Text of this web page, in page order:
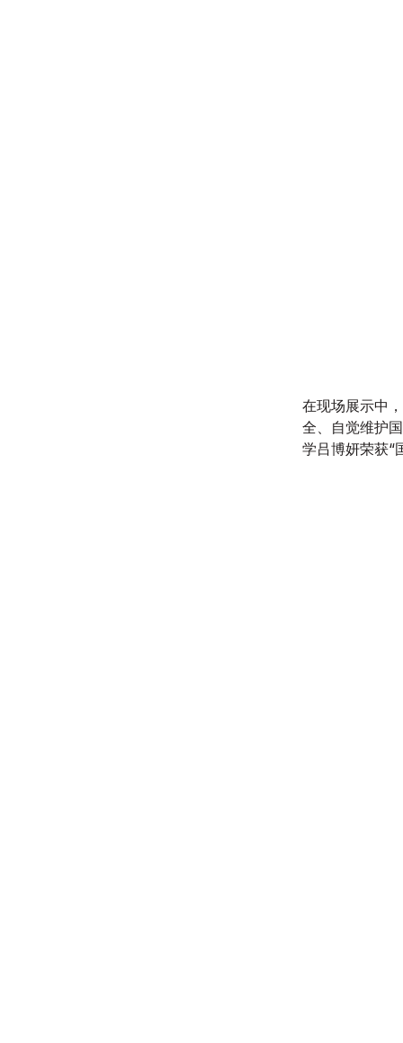
在现场展示中
全、自觉维护
学吕博妍荣获“